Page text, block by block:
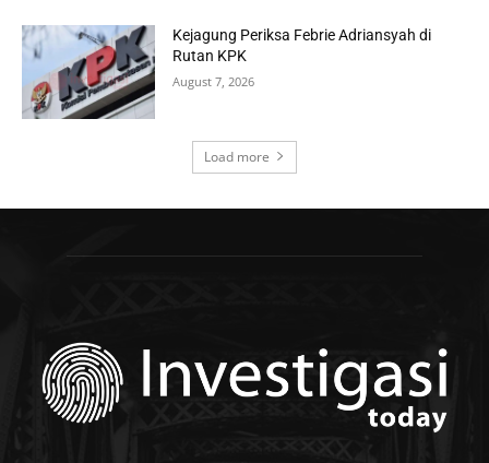
Kejagung Periksa Febrie Adriansyah di
Rutan KPK
August 7, 2026
Load more